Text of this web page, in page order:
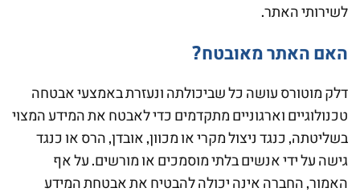
לשירותי האתר.
האם האתר מאובטח?
דלק מוטורס עושה כל שביכולתה ונעזרת באמצעי אבטחה
טכנולוגיים וארגוניים מתקדמים כדי לאבטח את המידע המצוי
בשליטתה, כנגד ניצול מקרי או מכוון, אובדן, הרס או כנגד
גישה על ידי אנשים בלתי מוסמכים או מורשים. על אף
האמור, החברה אינה יכולה להבטיח את אבטחת המידע